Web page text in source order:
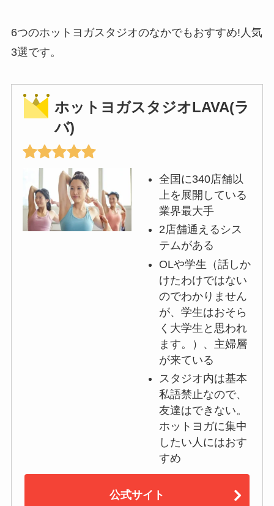
6つのホットヨガスタジオのなかでもおすすめ!人気
3選です。
ホットヨガスタジオLAVA(ラ
バ)
全国に340店舗以
上を展開している
業界最大手
2店舗通えるシス
テムがある
OLや学生（話しか
けたわけではない
のでわかりません
が、学生はおそら
く大学生と思われ
ます。）、主婦層
が来ている
スタジオ内は基本
私語禁止なので、
友達はできない。
ホットヨガに集中
したい人にはおす
すめ
公式サイト